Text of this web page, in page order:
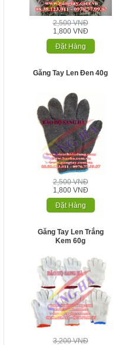
2,500 VNĐ
1,800 VNĐ
Đặt Hàng
Găng Tay Len Đen 40g
2,500 VNĐ
1,800 VNĐ
Đặt Hàng
Găng Tay Len Trắng
Kem 60g
3,200 VNĐ